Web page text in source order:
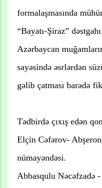
formalaşmasında
“Bayatı-Şiraz”
Azərbaycan
sayəsində əsrlərdən
gəlib çatması barədə
Tədbirdə çıxış edən
Elçin Cəfərov-
nümayəndəsi.
Abbasqulu Nəcəfzadə